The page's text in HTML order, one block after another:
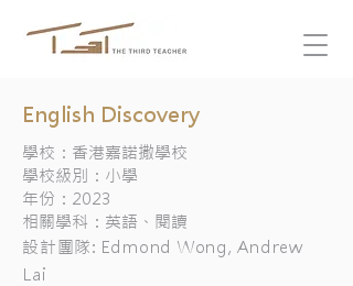
English Discovery
學校：香港嘉諾撒學校
學校級別：小學
年份：2023
相關學科：英語、閱讀
設計團隊: Edmond Wong, Andrew
Lai